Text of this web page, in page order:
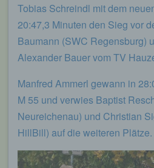
Tobias Schreindl mit dem
20:47,3 Minuten den Sieg vor
Baumann (SWC Regensburg)
Alexander Bauer vom TV
Manfred Ammerl gewann in
M 55 und verwies Baptist
Neureichenau) und Christian
HillBill) auf die weiteren Plätze.